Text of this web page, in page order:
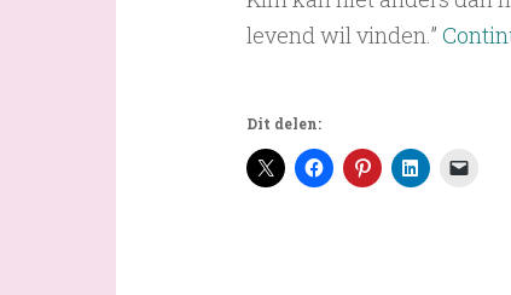
levend wil vinden.”
Dit delen: